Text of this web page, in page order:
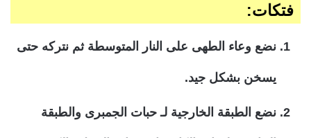
فتكات:
نضع وعاء الطهى على النار المتوسطة ثم نتركه حتى
يسخن بشكل جيد.
نضع الطبقة الخارجية لـ حبات الجمبرى والطبقة